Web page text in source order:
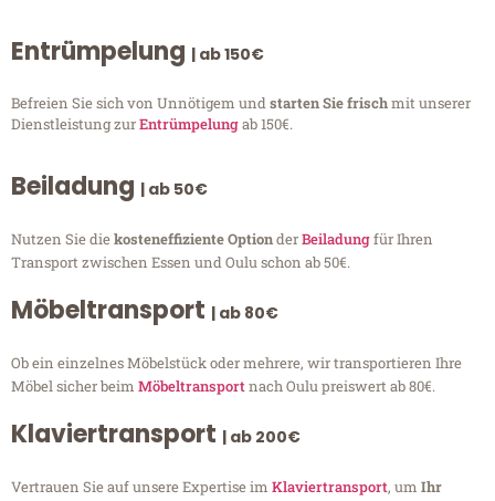
Entrümpelung | ab 150€
Befreien Sie sich von Unnötigem undstarten Sie frischmit unserer
Dienstleistung zurEntrümpelungab 150€.
Beiladung | ab 50€
Nutzen Sie diekosteneffiziente OptionderBeiladungfür Ihren
Transport zwischen Essen und Oulu schon ab 50€.
Möbeltransport | ab 80€
Ob ein einzelnes Möbelstück oder mehrere, wir transportieren Ihre
Möbel sicher beim Möbeltransportnach Oulu preiswert ab 80€.
Klaviertransport | ab 200€
Vertrauen Sie auf unsere Expertise im Klaviertransport, um Ihr